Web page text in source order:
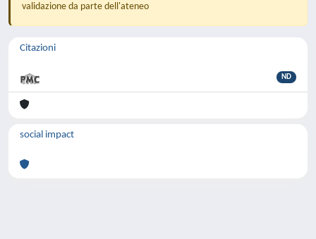
validazione da parte dell'ateneo
Citazioni
ND
social impact